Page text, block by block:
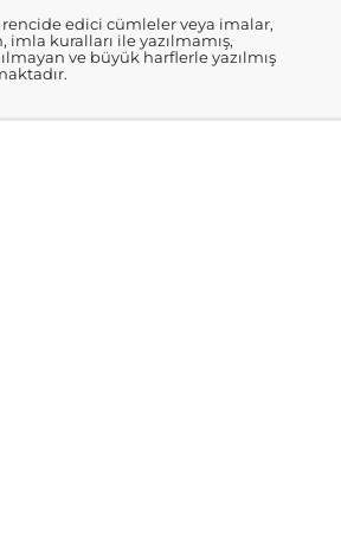
edici cümleler veya imalar,
imla kuralları ile yazılmamış,
ve büyük harflerle yazılmış